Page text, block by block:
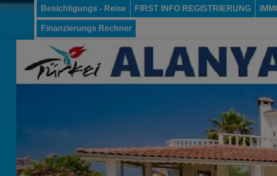
Besichtigungs - Reise FIRST INFO REGISTRIERUNG
Finanzierungs Rechner